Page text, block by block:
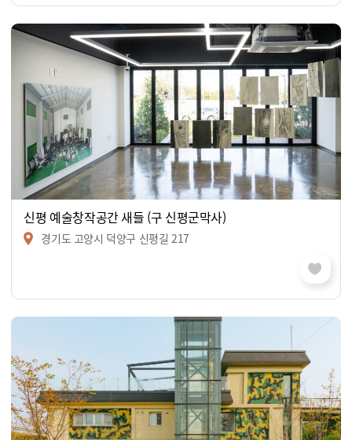
신평 예술창작공간 새들 (구 신평군막사)
경기도 고양시 덕양구 신평길 217